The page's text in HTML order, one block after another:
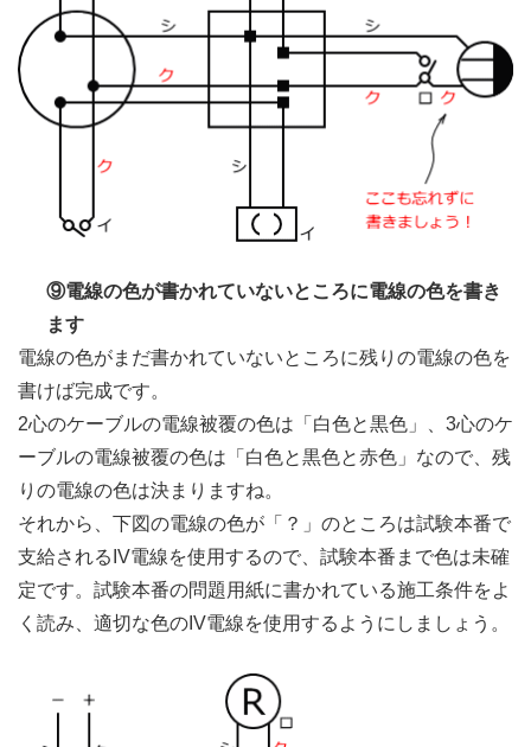
⑨電線の色が書かれていないところに電線の色を書き
ます
電線の色がまだ書かれていないところに残りの電線の色を
書けば完成です。
2心のケーブルの電線被覆の色は「白色と黒色」、3心のケ
ーブルの電線被覆の色は「白色と黒色と赤色」なので、残
りの電線の色は決まりますね。
それから、下図の電線の色が「？」のところは試験本番で
支給されるIV電線を使用するので、試験本番まで色は未確
定です。試験本番の問題用紙に書かれている施工条件をよ
く読み、適切な色のIV電線を使用するようにしましょう。